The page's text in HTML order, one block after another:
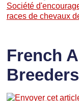
Société
races de chevaux
French